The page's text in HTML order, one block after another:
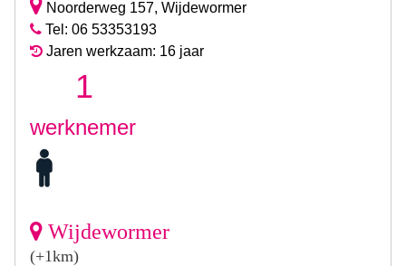
Noorderweg 157, Wijdewormer
Tel: 06 53353193
Jaren werkzaam: 16 jaar
1
werknemer
Wijdewormer
(+1km)